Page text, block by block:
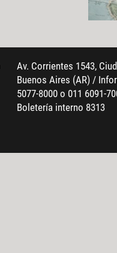
Av. Corrientes 1543,
Buenos Aires (AR) /
5077-8000 o 011 6091-
Boletería interno 8313